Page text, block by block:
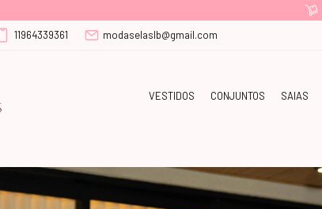
11964339361 modaselaslb@gmail.com
VESTIDOS CONJUNTOS SAIAS